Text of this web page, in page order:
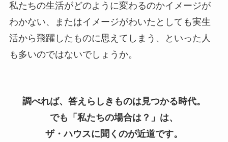
私たちの生活がどのように変わるのかイメージが
わかない、またはイメージがわいたとしても実生
活から飛躍したものに思えてしまう、といった人
も多いのではないでしょうか。
調べれば、答えらしきものは見つかる時代。
でも「私たちの場合は？」は、
ザ・ハウスに聞くのが近道です。